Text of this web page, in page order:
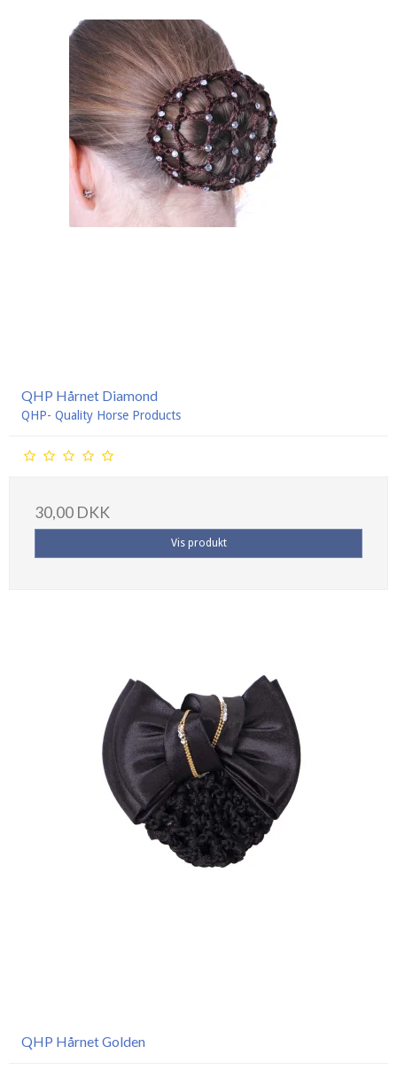
QHP Hårnet Diamond
QHP- Quality Horse Products
30,00 DKK
Vis produkt
QHP Hårnet Golden